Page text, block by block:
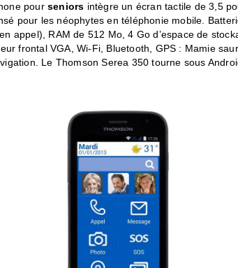
pour seniors intègre un écran tactile de 3,5
pour les néophytes en téléphonie mobile.
appel), RAM de 512 Mo, 4 Go d’espace de
frontal VGA, Wi-Fi, Bluetooth, GPS : Mamie
Le Thomson Serea 350 tourne sous